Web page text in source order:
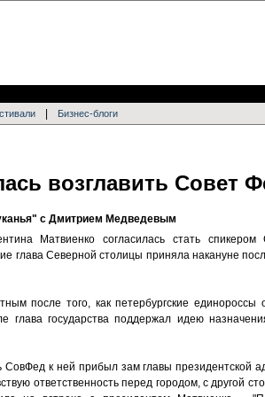
Бизнес-блоги
возглавить Совет
с Дмитрием Медведевым
Матвиенко согласилась стать
глава Северной столицы приняла накануне
после того, как петербургские единороссы
государства поддержал идею
к ней прибыл зам главы президентской
ответственность перед городом, с другой